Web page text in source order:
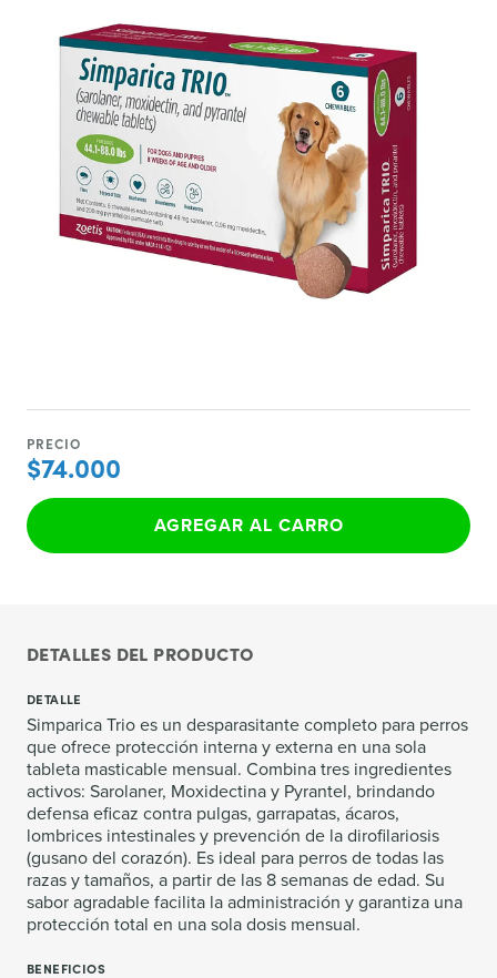
PRECIO
$74.000
AGREGAR AL CARRO
DETALLES DEL PRODUCTO
DETALLE
Simparica Trio es un desparasitante completo para perros
que ofrece protección interna y externa en una sola
tableta masticable mensual. Combina tres ingredientes
activos: Sarolaner, Moxidectina y Pyrantel, brindando
defensa eficaz contra pulgas, garrapatas, ácaros,
lombrices intestinales y prevención de la dirofilariosis
(gusano del corazón). Es ideal para perros de todas las
razas y tamaños, a partir de las 8 semanas de edad. Su
sabor agradable facilita la administración y garantiza una
protección total en una sola dosis mensual.
BENEFICIOS